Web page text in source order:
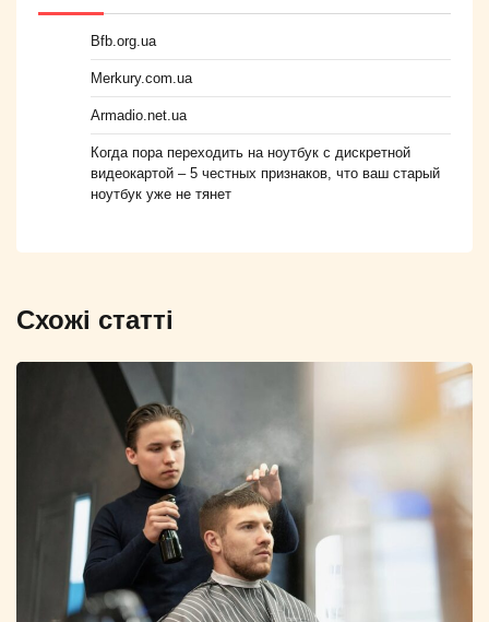
Bfb.org.ua
Merkury.com.ua
Armadio.net.ua
Когда пора переходить на ноутбук с дискретной
видеокартой – 5 честных признаков, что ваш старый
ноутбук уже не тянет
Схожі статті